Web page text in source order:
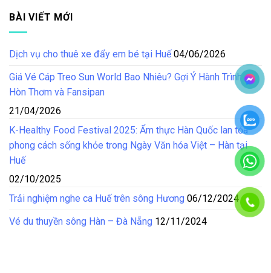
BÀI VIẾT MỚI
Dịch vụ cho thuê xe đẩy em bé tại Huế 04/06/2026
Giá Vé Cáp Treo Sun World Bao Nhiêu? Gợi Ý Hành Trình Tại
Hòn Thơm và Fansipan
21/04/2026
K-Healthy Food Festival 2025: Ẩm thực Hàn Quốc lan tỏa
phong cách sống khỏe trong Ngày Văn hóa Việt – Hàn tại
Huế
02/10/2025
Trải nghiệm nghe ca Huế trên sông Hương 06/12/2024
Vé du thuyền sông Hàn – Đà Nẵng 12/11/2024